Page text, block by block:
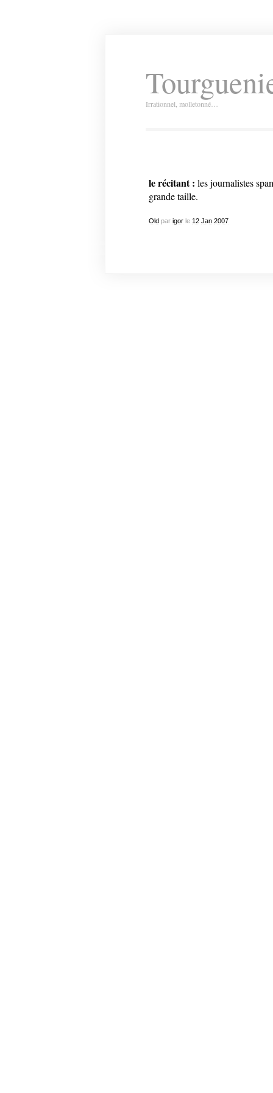
Irrationnel, molletonné…
le récitant : les journalistes
grande taille.
Oldpar igorle 12 Jan 2007